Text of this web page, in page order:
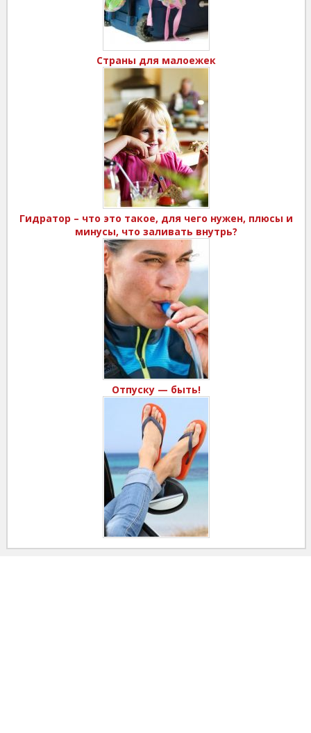
Страны для малоежек
Гидратор – что это такое, для чего нужен, плюсы и
минусы, что заливать внутрь?
Отпуску — быть!